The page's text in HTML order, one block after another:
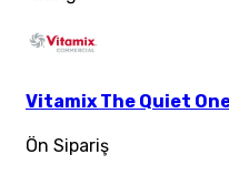
Vitamix The Quiet
Ön Sipariş